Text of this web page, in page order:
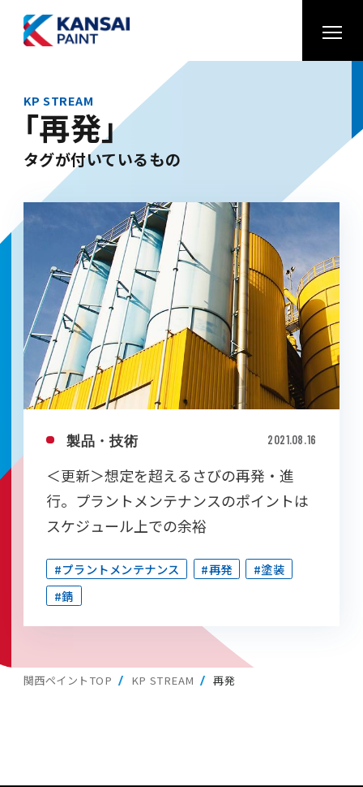
KP STREAM
「再発」
タグが付いているもの
製品・技術 2021.08.16
＜更新＞想定を超えるさびの再発・進
行。プラントメンテナンスのポイントは
スケジュール上での余裕
#プラントメンテナンス #再発
#塗装
#錆
関西ペイントTOP KP STREAM 再発